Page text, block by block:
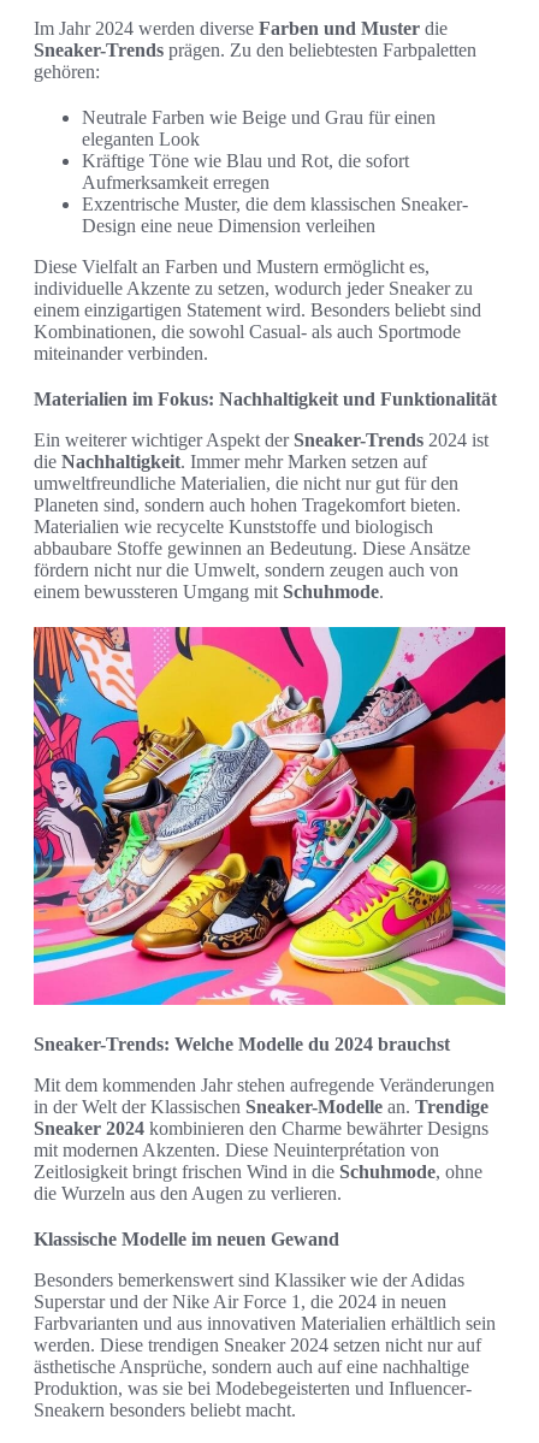
Im Jahr 2024 werden diverse Farben und Muster die
Sneaker-Trends prägen. Zu den beliebtesten Farbpaletten
gehören:
Neutrale Farben wie Beige und Grau für einen
eleganten Look
Kräftige Töne wie Blau und Rot, die sofort
Aufmerksamkeit erregen
Exzentrische Muster, die dem klassischen Sneaker-
Design eine neue Dimension verleihen
Diese Vielfalt an Farben und Mustern ermöglicht es,
individuelle Akzente zu setzen, wodurch jeder Sneaker zu
einem einzigartigen Statement wird. Besonders beliebt sind
Kombinationen, die sowohl Casual- als auch Sportmode
miteinander verbinden.
Materialien im Fokus: Nachhaltigkeit und Funktionalität
Ein weiterer wichtiger Aspekt derSneaker-Trends 2024 ist
die Nachhaltigkeit. Immer mehr Marken setzen auf
umweltfreundliche Materialien, die nicht nur gut für den
Planeten sind, sondern auch hohen Tragekomfort bieten.
Materialien wie recycelte Kunststoffe und biologisch
abbaubare Stoffe gewinnen an Bedeutung. Diese Ansätze
fördern nicht nur die Umwelt, sondern zeugen auch von
einem bewussteren Umgang mit Schuhmode.
Sneaker-Trends: Welche Modelle du 2024 brauchst
Mit dem kommenden Jahr stehen aufregende Veränderungen
in der Welt der Klassischen Sneaker-Modelle an. Trendige
Sneaker 2024 kombinieren den Charme bewährter Designs
mit modernen Akzenten. Diese Neuinterprétation von
Zeitlosigkeit bringt frischen Wind in die Schuhmode, ohne
die Wurzeln aus den Augen zu verlieren.
Klassische Modelle im neuen Gewand
Besonders bemerkenswert sind Klassiker wie der Adidas
Superstar und der Nike Air Force 1, die 2024 in neuen
Farbvarianten und aus innovativen Materialien erhältlich sein
werden. Diese trendigen Sneaker 2024 setzen nicht nur auf
ästhetische Ansprüche, sondern auch auf eine nachhaltige
Produktion, was sie bei Modebegeisterten und Influencer-
Sneakern besonders beliebt macht.